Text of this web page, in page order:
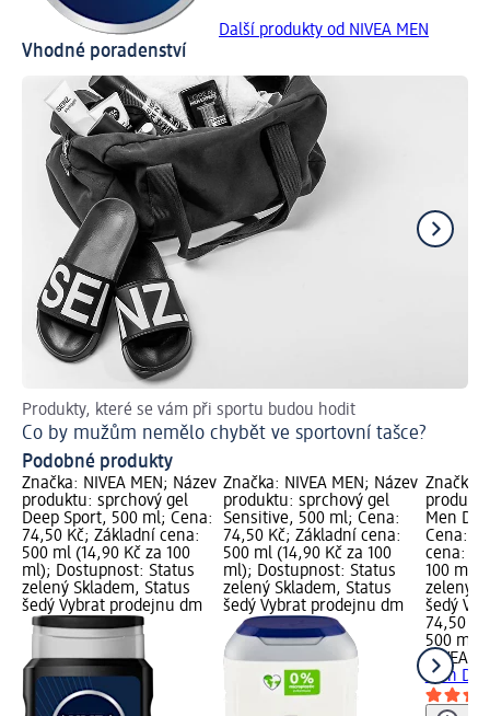
Další produkty od NIVEA MEN
Vhodné poradenství
Produkty, které se vám při sportu budou hodit
Co by mužům nemělo chybět ve sportovní tašce?
Podobné produkty
Značka: NIVEA MEN; Název
produktu: sprchový gel
Deep Sport, 500 ml; Cena:
74,50 Kč; Základní cena:
500 ml (14,90 Kč za 100
ml); Dostupnost: Status
zelený Skladem, Status
šedý Vybrat prodejnu dm
Značka: NIVEA MEN; Název
produktu: sprchový gel
Sensitive, 500 ml; Cena:
74,50 Kč; Základní cena:
500 ml (14,90 Kč za 100
ml); Dostupnost: Status
zelený Skladem, Status
šedý Vybrat prodejnu dm
Značka:
Men
Cena:
cena:
100 ml);
zelený
šedý
74,50 Kč
500 ml
NIVEA
Men